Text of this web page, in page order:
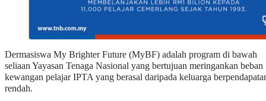
Dermasiswa My Brighter Future (MyBF) adalah program di bawah
seliaan Yayasan Tenaga Nasional yang bertujuan meringankan beban
kewangan pelajar IPTA yang berasal daripada keluarga
rendah.